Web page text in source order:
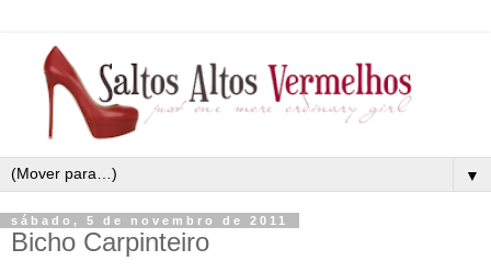
▼
sábado, 5 de novembro de 2011
Bicho Carpinteiro